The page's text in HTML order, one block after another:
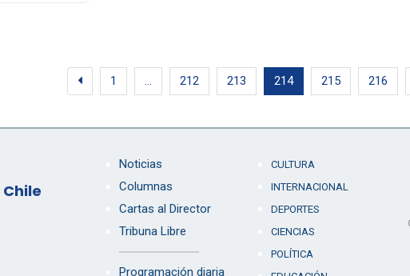
1 … 212 213 214 215 216
Noticias
Columnas
Cartas al Director
Tribuna Libre
Programación diaria
CULTURA
INTERNACIONAL
DEPORTES
CIENCIAS
POLÍTICA